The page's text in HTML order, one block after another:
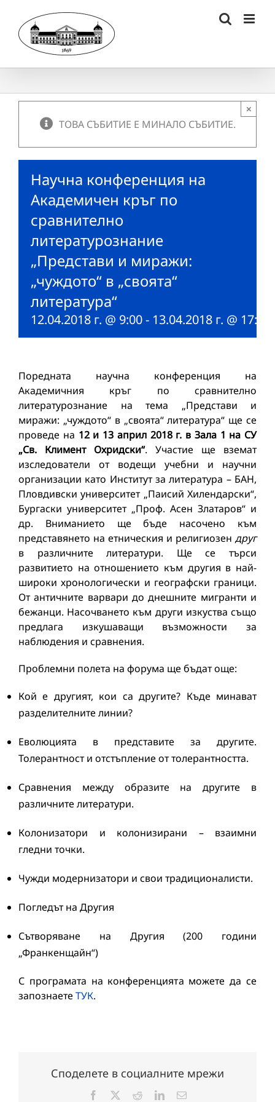
content
ТОВА СЪБИТИЕ Е МИНАЛО СЪБИТИЕ.
×
Научна конференция на
Академичен кръг по
сравнително
литературознание
„Представи и миражи:
„чуждото“ в „своята“
литература“
12.04.2018 г. @ 9:00- 13.04.2018 г. @ 17:00
Поредната научна конференция на
Академичния кръг по сравнително
литературознание на тема „Представи и
миражи: „чуждото“ в „своята“ литература“ ще се
проведе на 12 и 13 април 2018 г. в Зала 1 на СУ
„Св. Климент Охридски“. Участие ще вземат
изследователи от водещи учебни и научни
организации като Институт за литература – БАН,
Пловдивски университет „Паисий Хилендарски“,
Бургаски университет „Проф. Асен Златаров“ и
др. Вниманието ще бъде насочено към
представянето на етническия и религиозен друг
в различните литератури. Ще се търси
развитието на отношението към другия в най-
широки хронологически и географски граници.
От античните варвари до днешните мигранти и
бежанци. Насочването към други изкуства също
предлага изкушаващи възможности за
наблюдения и сравнения.
Проблемни полета на форума ще бъдат още:
Кой е другият, кои са другите? Къде минават
разделителните линии?
Еволюцията в представите за другите.
Толерантност и отстъпление от толерантността.
Сравнения между образите на другите в
различните литератури.
Колонизатори и колонизирани – взаимни
гледни точки.
Чужди модернизатори и свои традиционалисти.
Погледът на Другия
Сътворяване на Другия (200 години
„Франкенщайн“)
С програмата на конференцията можете да се
запознаете ТУК.
Споделете в социалните мрежи
Facebook RedditLinkedInЕлектронна